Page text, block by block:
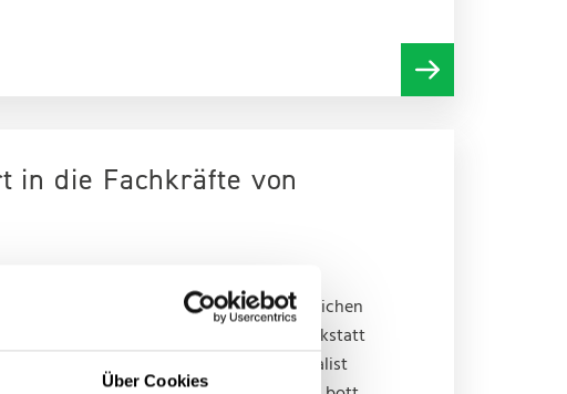
Über Cookies
in die Fachkräfte von
Dietz GmbH u. Co. KG setzt ein klares Zeichen
neuen, hochmodernen Ausbildungswerkstatt
der schwäbische Hebetechnikspezialist